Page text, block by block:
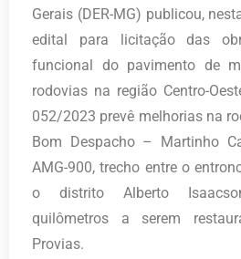
Gerais (DER-MG) publicou,
edital para licitação das
funcional do pavimento de
rodovias na região Centro-
052/2023 prevê melhorias na
Bom Despacho – Martinho
AMG-900, trecho entre o
o distrito Alberto
quilômetros a serem
Provias.